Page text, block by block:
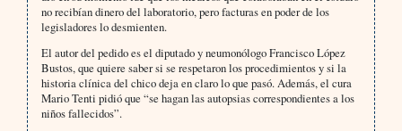
no recibían dinero del laboratorio, pero facturas en poder de los
legisladores lo desmienten.
El autor del pedido es el diputado y neumonólogo Francisco López
Bustos, que quiere saber si se respetaron los procedimientos y si la
historia clínica del chico deja en claro lo que pasó. Además, el cura
Mario Tenti pidió que “se hagan las autopsias correspondientes a los
niños fallecidos”.